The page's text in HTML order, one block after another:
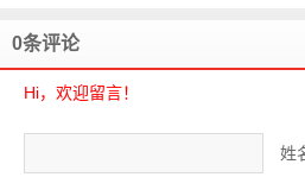
0条评论
Hi，欢迎留言！
姓